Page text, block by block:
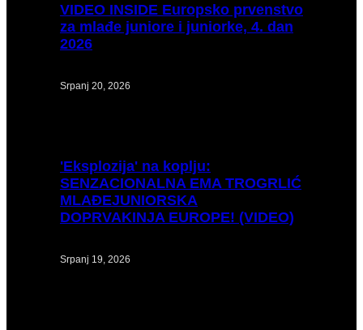
VIDEO INSIDE Europsko prvenstvo
za mlađe juniore i juniorke, 4. dan
2026
Srpanj 20, 2026
'Eksplozija' na koplju:
SENZACIONALNA EMA TROGRLIĆ
MLAĐEJUNIORSKA
DOPRVAKINJA EUROPE! (VIDEO)
Srpanj 19, 2026